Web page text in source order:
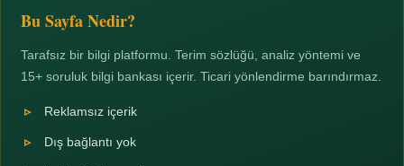
Bu Sayfa Nedir?
Tarafsız bir bilgi platformu. Terim sözlüğü, analiz yöntemi ve
15+ soruluk bilgi bankası içerir. Ticari yönlendirme barındırmaz.
Reklamsız içerik
Dış bağlantı yok